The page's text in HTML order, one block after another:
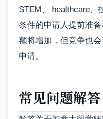
STEM、 healthcare、
条件的申请人提前准
额将增加，但竞争也
申请。
常见问题解答